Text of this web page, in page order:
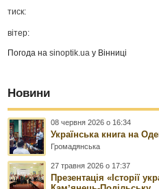
тиск:
вітер:
Погода наsinoptik.ua у Вінниці
Новини
08 червня 2026 о 16:34
Українська книга на
Громадянська
27 травня 2026 о 17:37
Презентація «Історії